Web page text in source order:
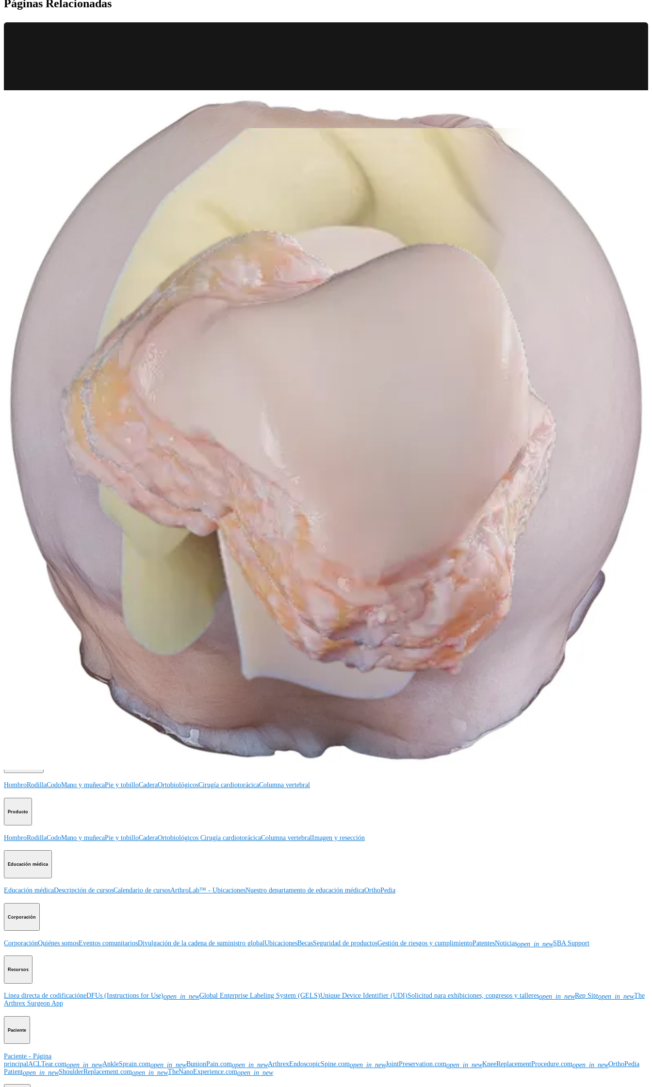
Páginas Relacionadas
Aloinjertos osteocondrales frescos
Producto
Aloinjertos osteocondrales frescos
¿Cómo podemos ayudarlo?
Ver eventos, laboratorios y oportunidades educativas
Regístrese para recibir: ¿Qué hay de nuevo en Arthrex?
HombroRodillaCodoMano y muñecaPie y tobilloCaderaOrtobiológicosCirugía cardiotorácicaColumna vertebral
Producto
HombroRodillaCodoMano y muñecaPie y tobilloCaderaOrtobiológicos Cirugía cardiotorácicaColumna vertebralImagen y resección
Educación médica
Educación médicaDescripción de cursosCalendario de cursosArthroLab™ - UbicacionesNuestro departamento de educación médicaOrthoPedia
Corporación
CorporaciónQuiénes somosEventos comunitariosDivulgación de la cadena de suministro globalUbicacionesBecasSeguridad de productosGestión de riesgos y cumplimientoPatentesNoticiasopen_in_newSBA Support
Recursos
Línea directa de codificacióneDFUs (Instructions for Use)open_in_newGlobal Enterprise Labeling System (GELS)Unique Device Identifier (UDI)Solicitud para exhibiciones, congresos y talleresopen_in_newRep Siteopen_in_newThe
Arthrex Surgeon App
Paciente
Paciente - Página
principal ACLTear.comopen_in_newAnkleSprain.comopen_in_newBunionPain.comopen_in_newArthrexEndoscopicSpine.comopen_in_newJointPreservation.comopen_in_newKneeReplacementProcedure.comopen_in_newOrthoPedia
Patientopen_in_newShoulderReplacement.comopen_in_newTheNanoExperience.comopen_in_new